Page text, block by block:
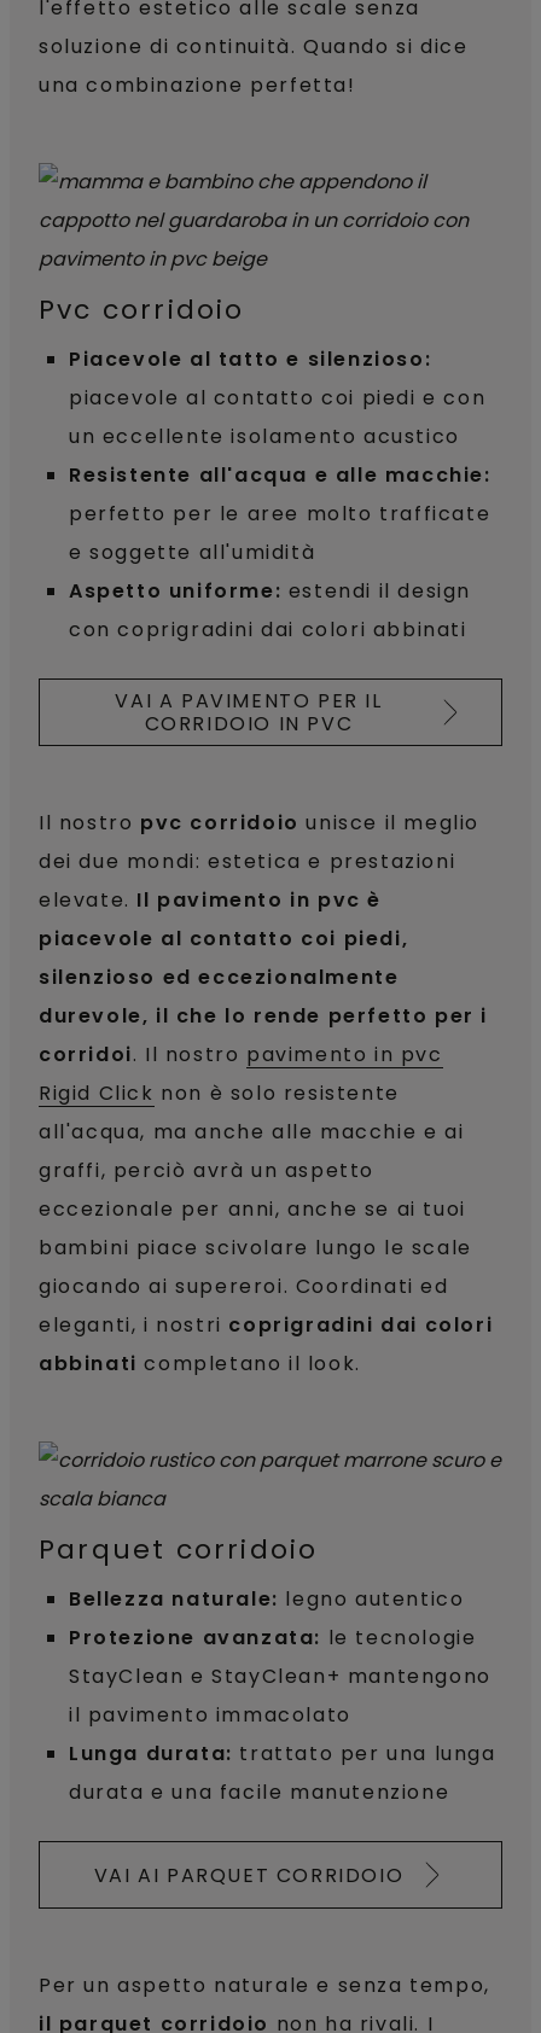
l'effetto estetico alle scale senza
soluzione di continuità. Quando si dice
una combinazione perfetta!
Pvc corridoio
Piacevole al tatto e silenzioso:
piacevole al contatto coi piedi e con
un eccellente isolamento acustico
Resistente all'acqua e alle macchie:
perfetto per le aree molto trafficate
e soggette all'umidità
Aspetto uniforme: estendi il design
con coprigradini dai colori abbinati
VAI A PAVIMENTO PER IL
CORRIDOIO IN PVC
Il nostro pvc corridoio unisce il meglio
dei due mondi: estetica e prestazioni
elevate. Il pavimento in pvc è
piacevole al contatto coi piedi,
silenzioso ed eccezionalmente
durevole, il che lo rende perfetto per i
corridoi. Il nostro pavimento in pvc
Rigid Click non è solo resistente
all'acqua, ma anche alle macchie e ai
graffi, perciò avrà un aspetto
eccezionale per anni, anche se ai tuoi
bambini piace scivolare lungo le scale
giocando ai supereroi. Coordinati ed
eleganti, i nostri coprigradini dai colori
abbinati completano il look.
Parquet corridoio
Bellezza naturale: legno autentico
Protezione avanzata: le tecnologie
StayClean e StayClean+ mantengono
il pavimento immacolato
Lunga durata: trattato per una lunga
durata e una facile manutenzione
VAI AI PARQUET CORRIDOIO
Per un aspetto naturale e senza tempo,
il parquet corridoio non ha rivali. I